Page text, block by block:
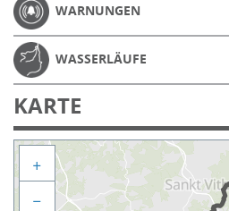
WARNUNGEN
WASSERLÄUFE
KARTE
+
−